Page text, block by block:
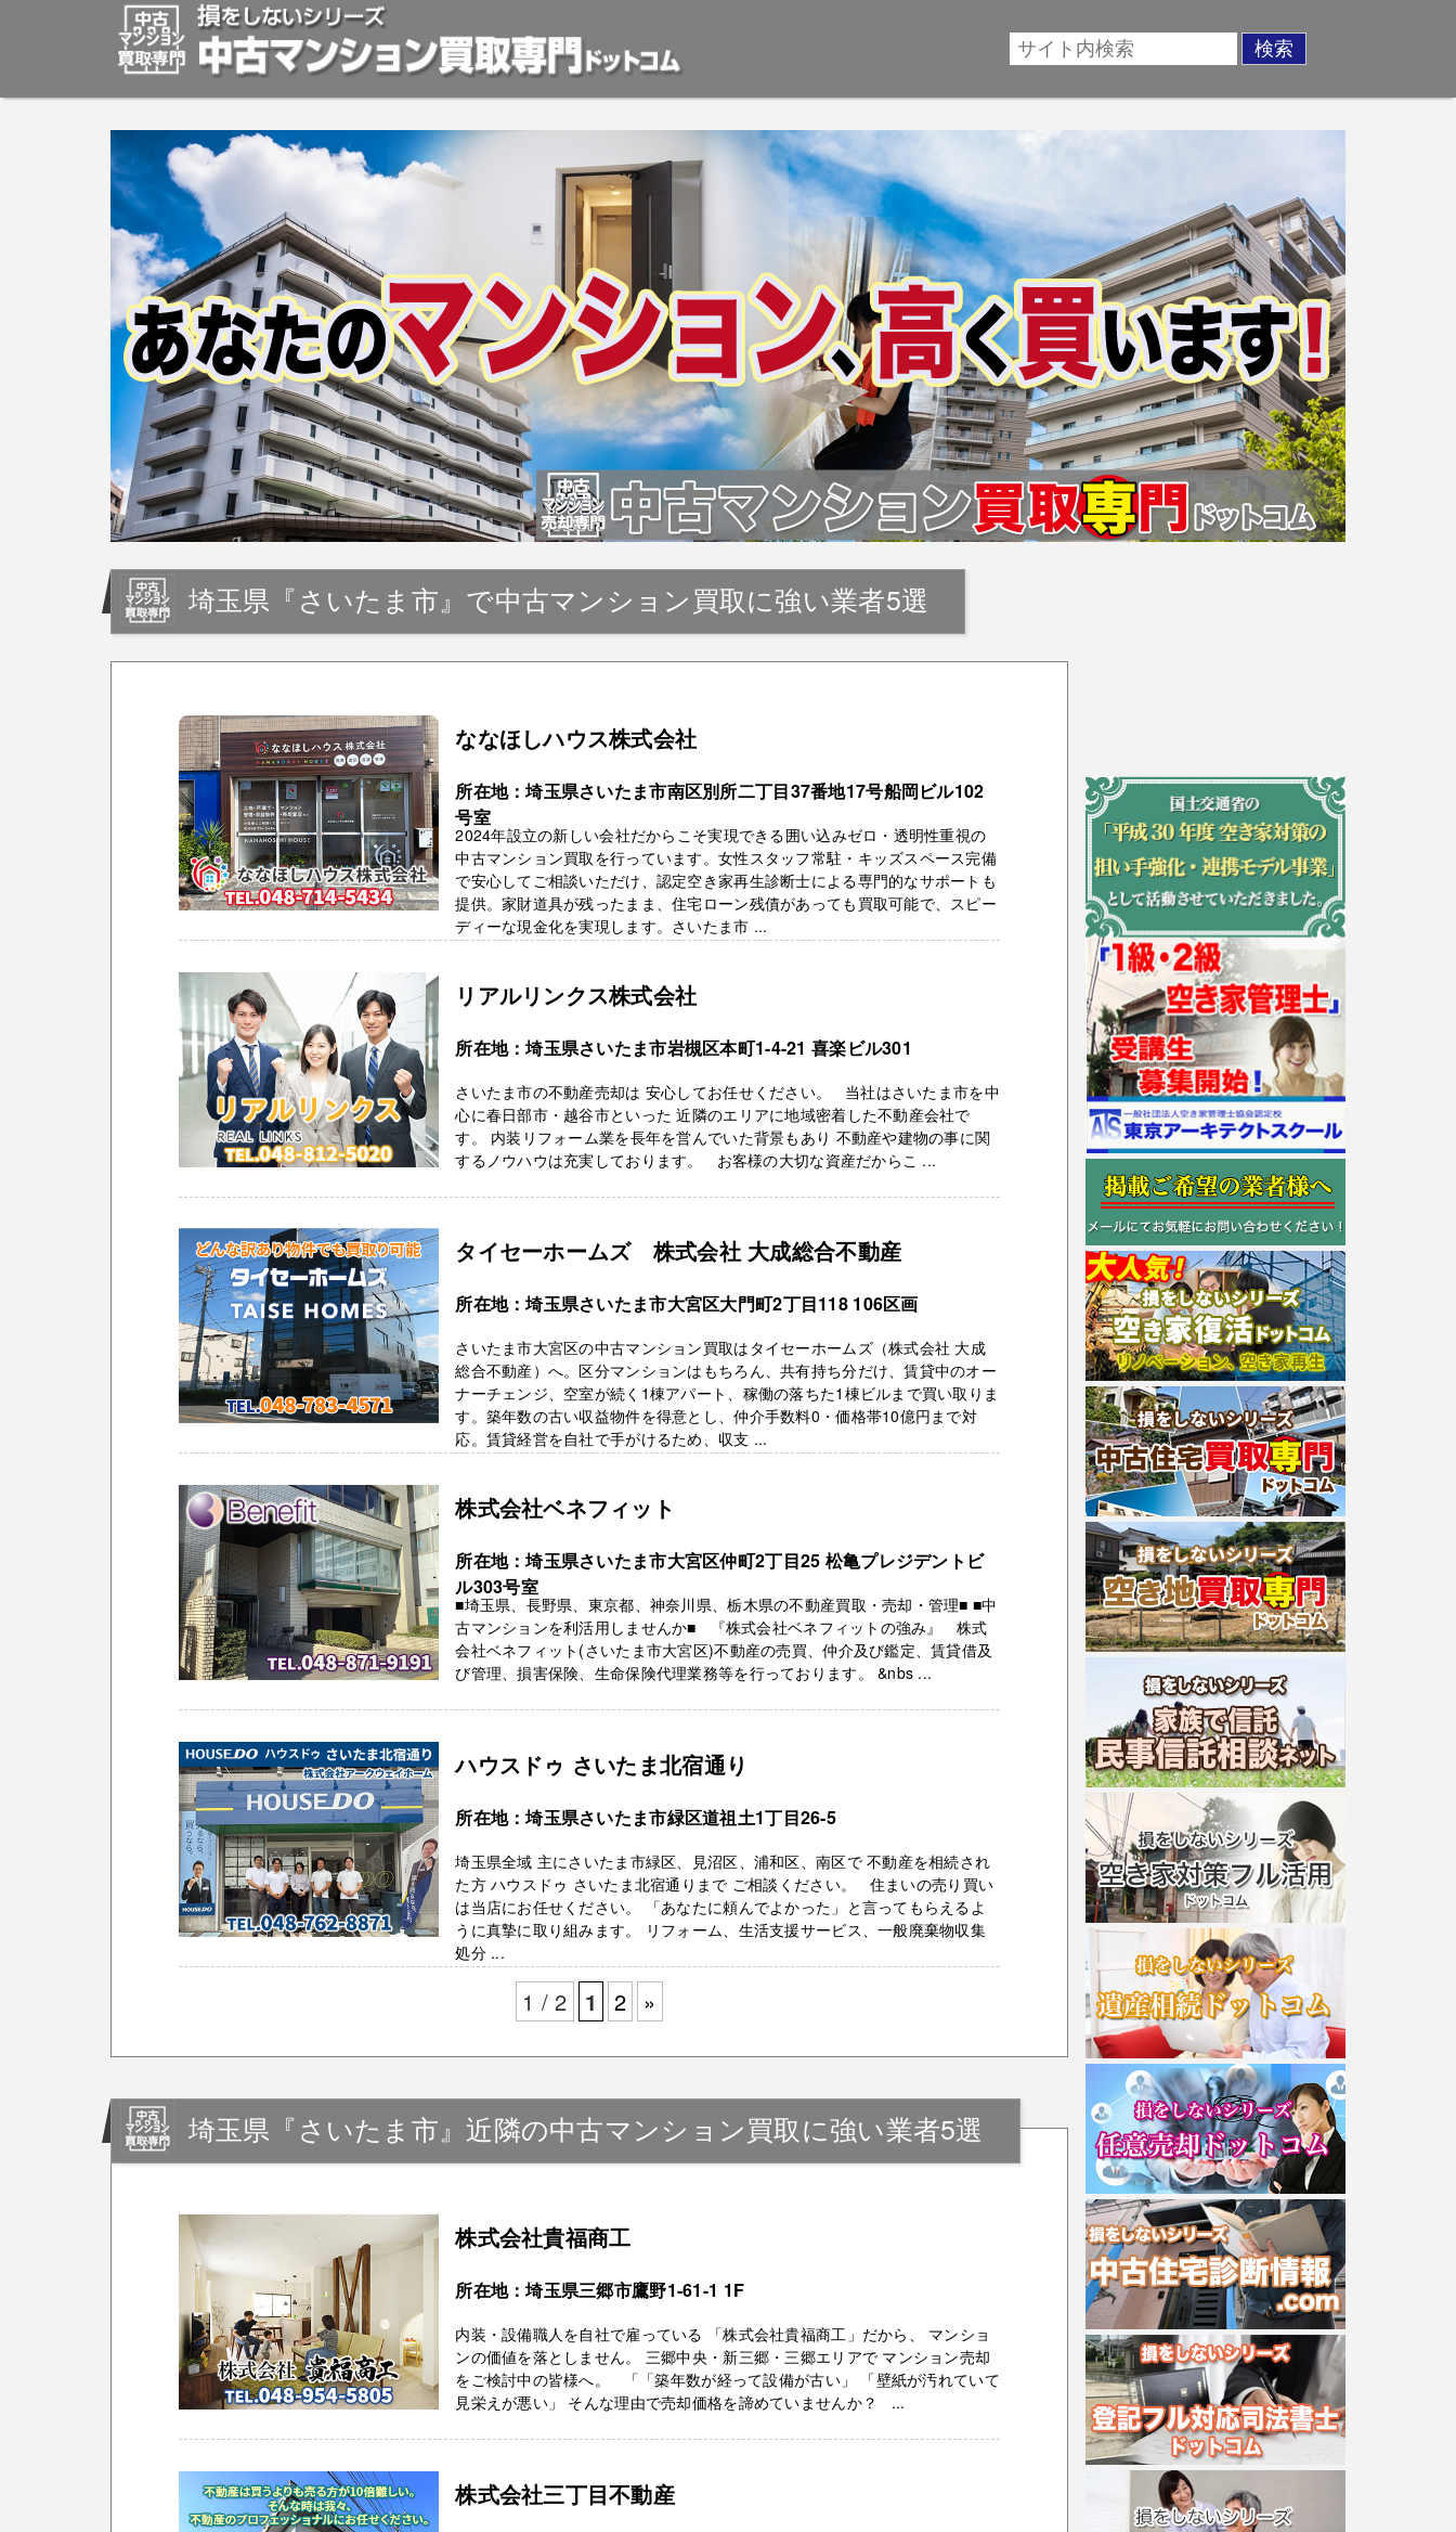
埼玉県『さいたま市』で中古マンション買取に強い業者5選
ななほしハウス株式会社
所在地：埼玉県さいたま市南区別所二丁目37番地17号船岡ビル102
号室
2024年設立の新しい会社だからこそ実現できる囲い込みゼロ・透明性重視の
中古マンション買取を行っています。女性スタッフ常駐・キッズスペース完備
で安心してご相談いただけ、認定空き家再生診断士による専門的なサポートも
提供。家財道具が残ったまま、住宅ローン残債があっても買取可能で、スピー
ディーな現金化を実現します。さいたま市 ...
リアルリンクス株式会社
所在地：埼玉県さいたま市岩槻区本町1-4-21 喜楽ビル301
さいたま市の不動産売却は 安心してお任せください。 当社はさいたま市を中
心に春日部市・越谷市といった 近隣のエリアに地域密着した不動産会社で
す。 内装リフォーム業を長年を営んでいた背景もあり 不動産や建物の事に関
するノウハウは充実しております。 お客様の大切な資産だからこ ...
タイセーホームズ 株式会社 大成総合不動産
所在地：埼玉県さいたま市大宮区大門町2丁目118 106区画
さいたま市大宮区の中古マンション買取はタイセーホームズ（株式会社 大成
総合不動産）へ。区分マンションはもちろん、共有持ち分だけ、賃貸中のオー
ナーチェンジ、空室が続く1棟アパート、稼働の落ちた1棟ビルまで買い取りま
す。築年数の古い収益物件を得意とし、仲介手数料0・価格帯10億円まで対
応。賃貸経営を自社で手がけるため、収支 ...
株式会社ベネフィット
所在地：埼玉県さいたま市大宮区仲町2丁目25 松亀プレジデントビ
ル303号室
■埼玉県、長野県、東京都、神奈川県、栃木県の不動産買取・売却・管理■ ■中
古マンションを利活用しませんか■ 『株式会社ベネフィットの強み』 株式
会社ベネフィット(さいたま市大宮区)不動産の売買、仲介及び鑑定、賃貸借及
び管理、損害保険、生命保険代理業務等を行っております。 &nbs ...
ハウスドゥ さいたま北宿通り
所在地：埼玉県さいたま市緑区道祖土1丁目26-5
埼玉県全域 主にさいたま市緑区、見沼区、浦和区、南区で 不動産を相続され
た方 ハウスドゥ さいたま北宿通りまで ご相談ください。 住まいの売り買い
は当店にお任せください。 「あなたに頼んでよかった」と言ってもらえるよ
うに真摯に取り組みます。 リフォーム、生活支援サービス、一般廃棄物収集
処分 ...
1 / 2 1 2 »
埼玉県『さいたま市』近隣の中古マンション買取に強い業者5選
株式会社貴福商工
所在地：埼玉県三郷市鷹野1-61-1 1F
内装・設備職人を自社で雇っている 「株式会社貴福商工」だから、 マンショ
ンの価値を落としません。 三郷中央・新三郷・三郷エリアで マンション売却
をご検討中の皆様へ。 「「築年数が経って設備が古い」 「壁紙が汚れていて
見栄えが悪い」 そんな理由で売却価格を諦めていませんか？ ...
株式会社三丁目不動産